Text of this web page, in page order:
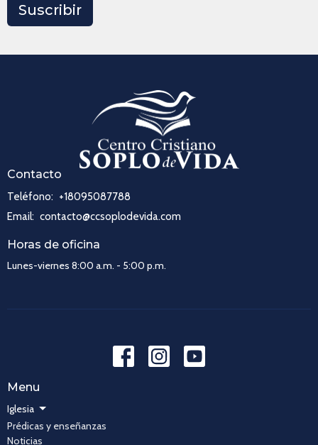
Suscribir
Contacto
Teléfono: +18095087788
Email: contacto@ccsoplodevida.com
Horas de oficina
Lunes-viernes 8:00 a.m. - 5:00 p.m.
Menu
Iglesia
Prédicas y enseñanzas
Noticias